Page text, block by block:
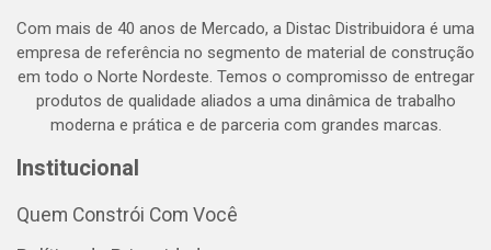
Com mais de 40 anos de Mercado, a Distac Distribuidora é uma
empresa de referência no segmento de material de construção
em todo o Norte Nordeste. Temos o compromisso de entregar
produtos de qualidade aliados a uma dinâmica de trabalho
moderna e prática e de parceria com grandes marcas.
Institucional
Quem Constrói Com Você